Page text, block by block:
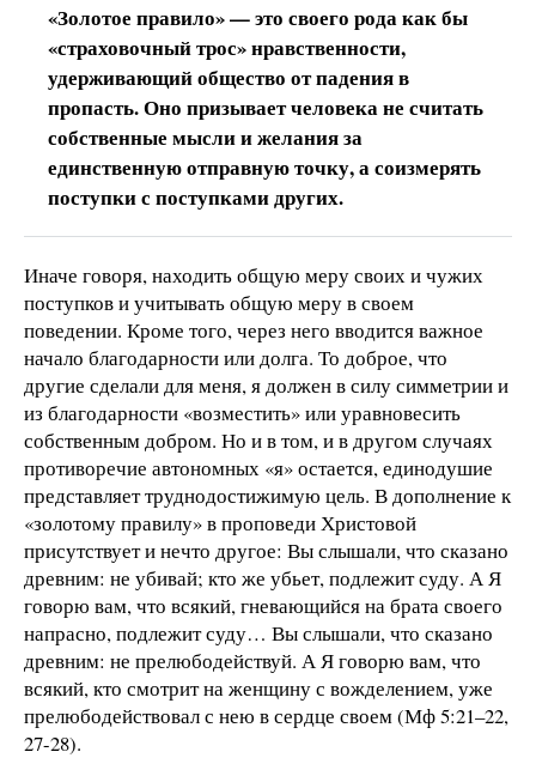
«Золотое правило» — это своего рода как бы
«страховочный трос» нравственности,
удерживающий общество от падения в
пропасть. Оно призывает человека не считать
собственные мысли и желания за
единственную отправную точку, а соизмерять
поступки с поступками других.
Иначе говоря, находить общую меру своих и чужих
поступков и учитывать общую меру в своем
поведении. Кроме того, через него вводится важное
начало благодарности или долга. То доброе, что
другие сделали для меня, я должен в силу симметрии и
из благодарности «возместить» или уравновесить
собственным добром. Но и в том, и в другом случаях
противоречие автономных «я» остается, единодушие
представляет труднодостижимую цель. В дополнение к
«золотому правилу» в проповеди Христовой
присутствует и нечто другое: Вы слышали, что сказано
древним: не убивай; кто же убьет, подлежит суду. А Я
говорю вам, что всякий, гневающийся на брата своего
напрасно, подлежит суду… Вы слышали, что сказано
древним: не прелюбодействуй. А Я говорю вам, что
всякий, кто смотрит на женщину с вожделением, уже
прелюбодействовал с нею в сердце своем (Мф 5:21–22,
27-28).